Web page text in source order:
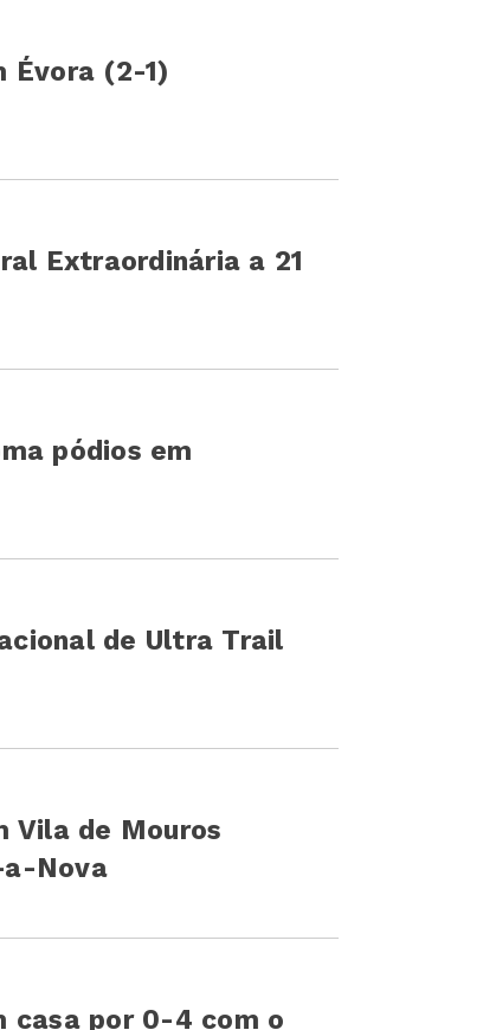
Évora (2-1)
Extraordinária a 21
pódios em
de Ultra Trail
Vila de Mouros
a-Nova
casa por 0-4 com o